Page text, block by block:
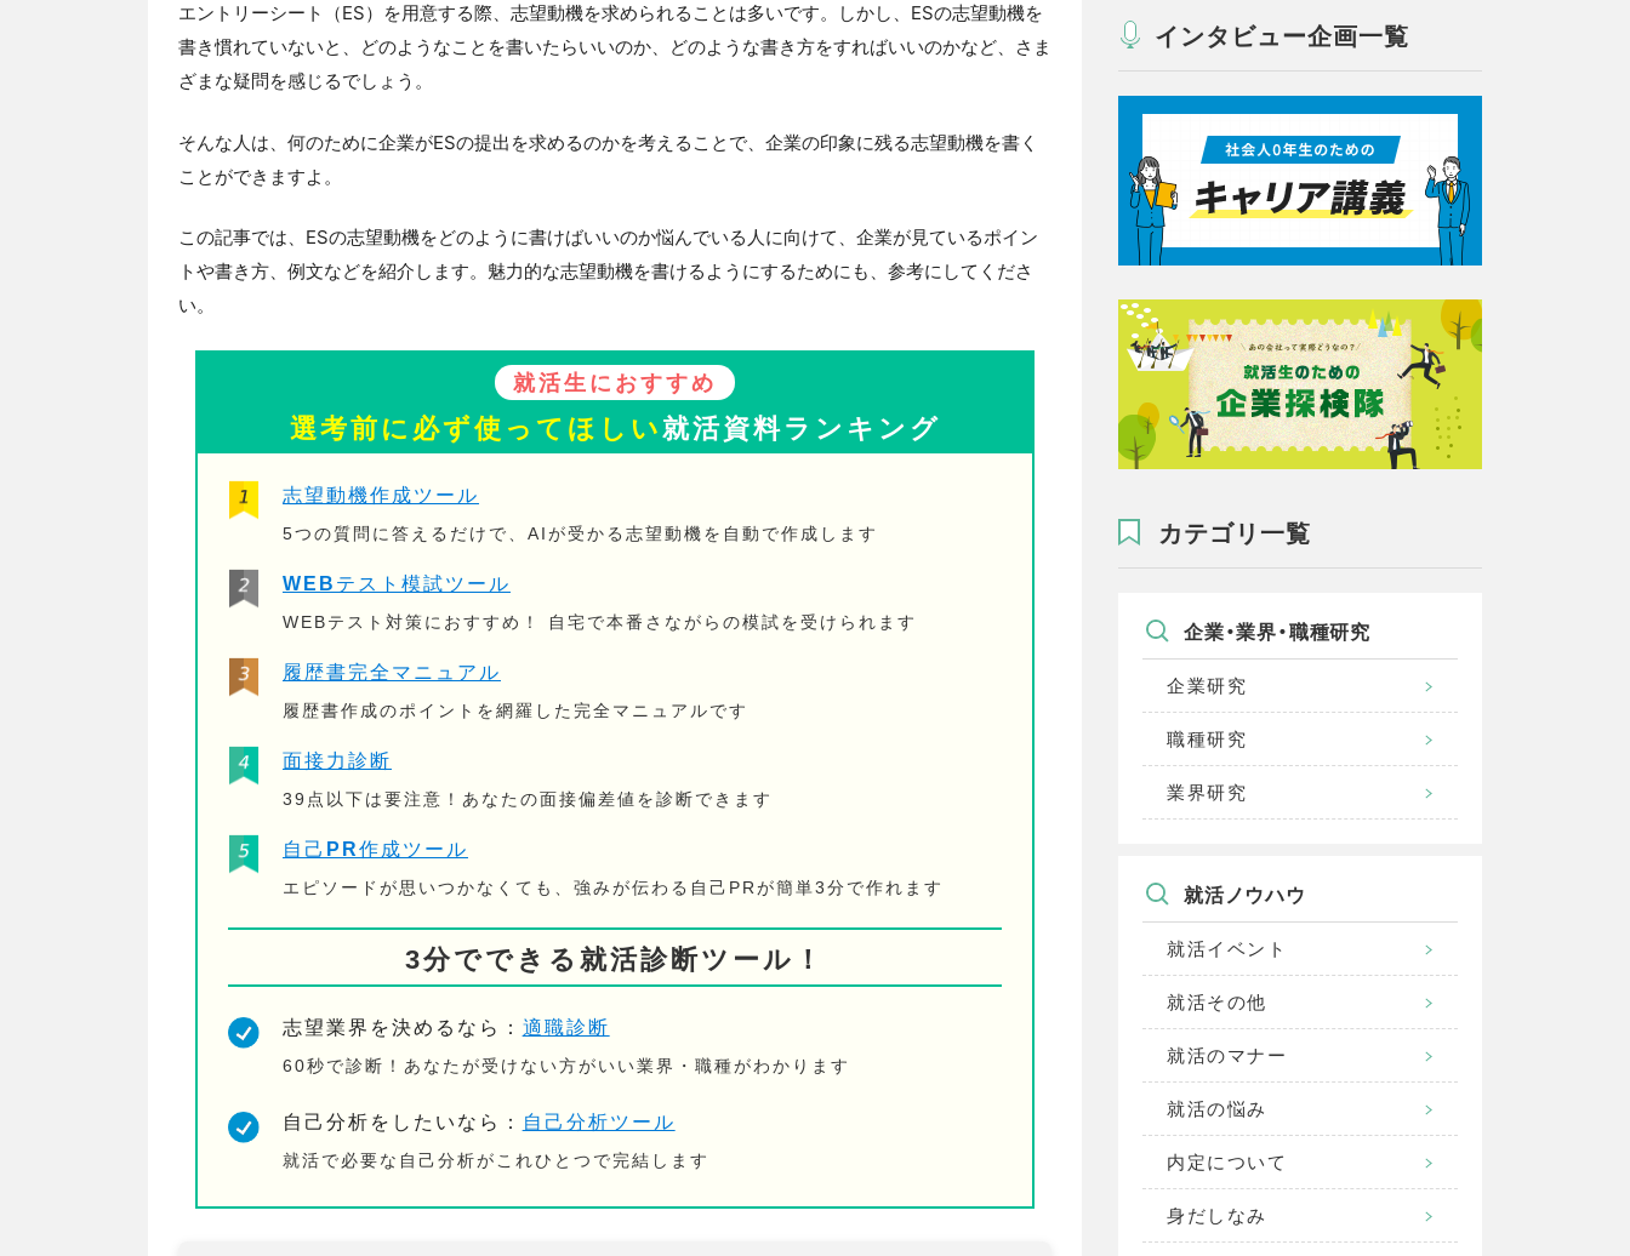
エントリーシート（ES）を用意する際、志望動機を求められることは多いです。しかし、ESの志望動機を
書き慣れていないと、どのようなことを書いたらいいのか、どのような書き方をすればいいのかなど、さま
ざまな疑問を感じるでしょう。
そんな人は、何のために企業がESの提出を求めるのかを考えることで、企業の印象に残る志望動機を書く
ことができますよ。
この記事では、ESの志望動機をどのように書けばいいのか悩んでいる人に向けて、企業が見ているポイン
トや書き方、例文などを紹介します。魅力的な志望動機を書けるようにするためにも、参考にしてくださ
い。
就活生におすすめ
選考前に必ず使ってほしい就活資料ランキング
志望動機作成ツール
5つの質問に答えるだけで、AIが受かる志望動機を自動で作成します
WEBテスト模試ツール
WEBテスト対策におすすめ！ 自宅で本番さながらの模試を受けられます
履歴書完全マニュアル
履歴書作成のポイントを網羅した完全マニュアルです
面接力診断
39点以下は要注意！あなたの面接偏差値を診断できます
自己PR作成ツール
エピソードが思いつかなくても、強みが伝わる自己PRが簡単3分で作れます
3分でできる就活診断ツール！
志望業界を決めるなら： 適職診断
60秒で診断！あなたが受けない方がいい業界・職種がわかります
自己分析をしたいなら： 自己分析ツール
就活で必要な自己分析がこれひとつで完結します
インタビュー企画一覧
カテゴリ一覧
企業・業界・職種研究
企業研究
職種研究
業界研究
就活ノウハウ
就活イベント
就活その他
就活のマナー
就活の悩み
内定について
身だしなみ